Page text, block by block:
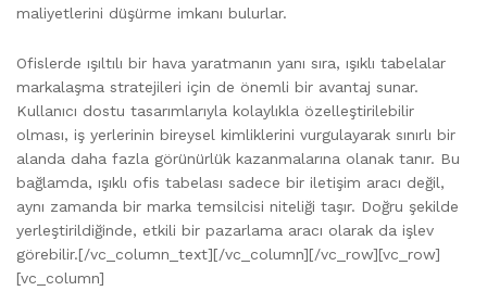
maliyetlerini düşürme imkanı bulurlar.
Ofislerde ışıltılı bir hava yaratmanın yanı sıra, ışıklı tabelalar
markalaşma stratejileri için de önemli bir avantaj sunar.
Kullanıcı dostu tasarımlarıyla kolaylıkla özelleştirilebilir
olması, iş yerlerinin bireysel kimliklerini vurgulayarak sınırlı bir
alanda daha fazla görünürlük kazanmalarına olanak tanır. Bu
bağlamda, ışıklı ofis tabelası sadece bir iletişim aracı değil,
aynı zamanda bir marka temsilcisi niteliği taşır. Doğru şekilde
yerleştirildiğinde, etkili bir pazarlama aracı olarak da işlev
görebilir.[/vc_column_text][/vc_column][/vc_row][vc_row]
[vc_column]